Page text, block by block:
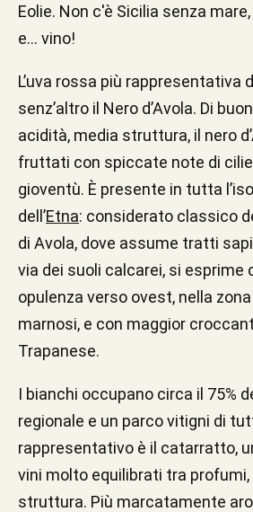
Eolie. Non c'è Sicilia senza
e... vino!
L’uva rossa più rappresentativa
senz’altro il Nero d’Avola. Di
acidità, media struttura, il nero
fruttati con spiccate note di
gioventù. È presente in tutta
dell’Etna: considerato classico
di Avola, dove assume tratti
via dei suoli calcarei, si esprime
opulenza verso ovest, nella
marnosi, e con maggior
Trapanese.
I bianchi occupano circa il 75%
regionale e un parco vitigni di
rappresentativo è il catarratto,
vini molto equilibrati tra
struttura. Più marcatamente